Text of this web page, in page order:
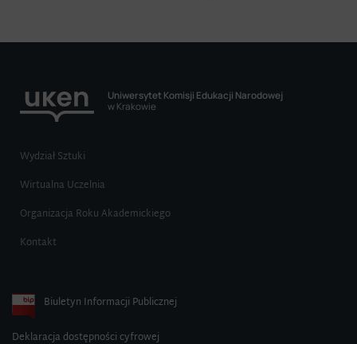
Uniwersytet Komisji Edukacji Narodowej
w Krakowie
Wydział Sztuki
Wirtualna Uczelnia
Organizacja Roku Akademickiego
Kontakt
Biuletyn Informacji Publicznej
Deklaracja dostępności cyfrowej